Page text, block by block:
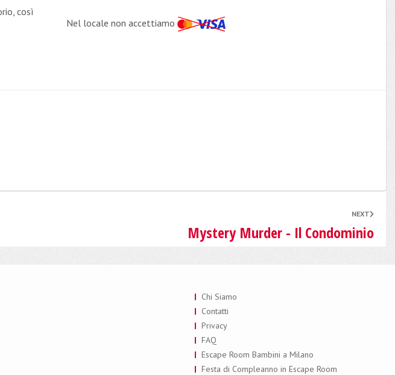
così
Nel locale non accettiamo
NEXT
Mystery Murder - Il Condominio
Chi Siamo
Contatti
Privacy
FAQ
Escape Room Bambini a Milano
Festa di Compleanno in Escape Room